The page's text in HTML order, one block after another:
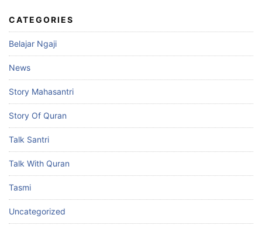
CATEGORIES
Belajar Ngaji
News
Story Mahasantri
Story Of Quran
Talk Santri
Talk With Quran
Tasmi
Uncategorized